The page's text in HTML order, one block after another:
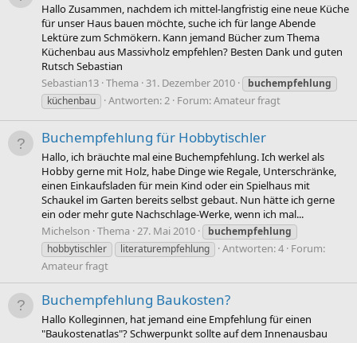
Hallo Zusammen, nachdem ich mittel-langfristig eine neue Küche
für unser Haus bauen möchte, suche ich für lange Abende
Lektüre zum Schmökern. Kann jemand Bücher zum Thema
Küchenbau aus Massivholz empfehlen? Besten Dank und guten
Rutsch Sebastian
Sebastian13 Thema 31. Dezember 2010
buchempfehlung
küchenbau
Antworten: 2 Forum:Amateur fragt
Buchempfehlung für Hobbytischler
Hallo, ich bräuchte mal eine Buchempfehlung. Ich werkel als
Hobby gerne mit Holz, habe Dinge wie Regale, Unterschränke,
einen Einkaufsladen für mein Kind oder ein Spielhaus mit
Schaukel im Garten bereits selbst gebaut. Nun hätte ich gerne
ein oder mehr gute Nachschlage-Werke, wenn ich mal...
Michelson Thema 27. Mai 2010
buchempfehlung
hobbytischler
literaturempfehlung Antworten: 4 Forum:
Amateur fragt
Buchempfehlung Baukosten?
Hallo Kolleginnen, hat jemand eine Empfehlung für einen
"Baukostenatlas"? Schwerpunkt sollte auf dem Innenausbau